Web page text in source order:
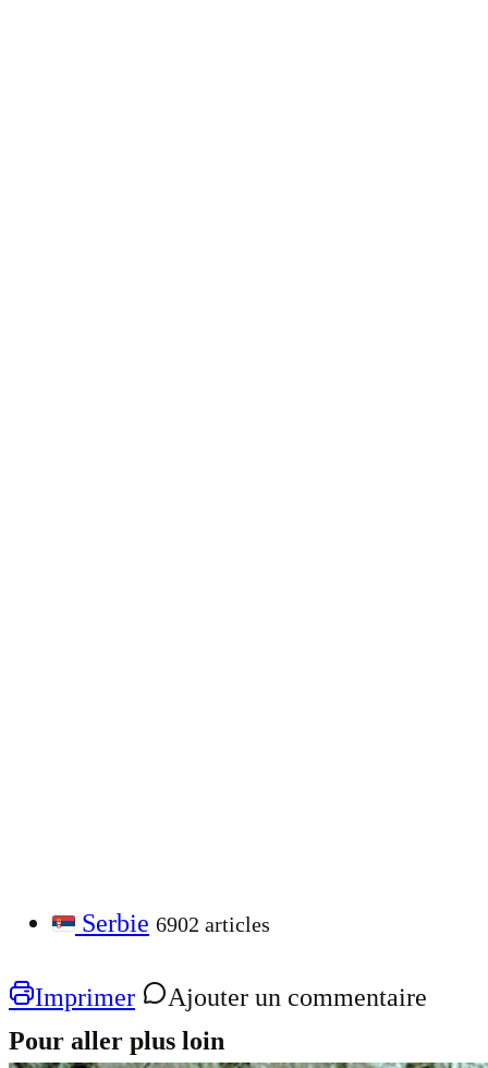
Serbie 6902 articles
Imprimer
Ajouter un commentaire
Pour aller plus loin